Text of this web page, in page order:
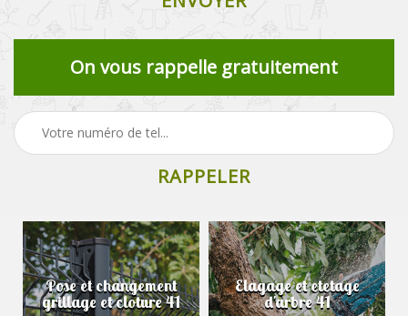
On vous rappelle gratuitement
Pose et changement
grillage et cloture 41
Elagage et etetage
d'arbre 41